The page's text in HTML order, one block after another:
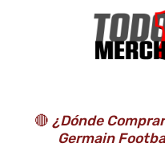
🔴 ¿Dónde
Germain